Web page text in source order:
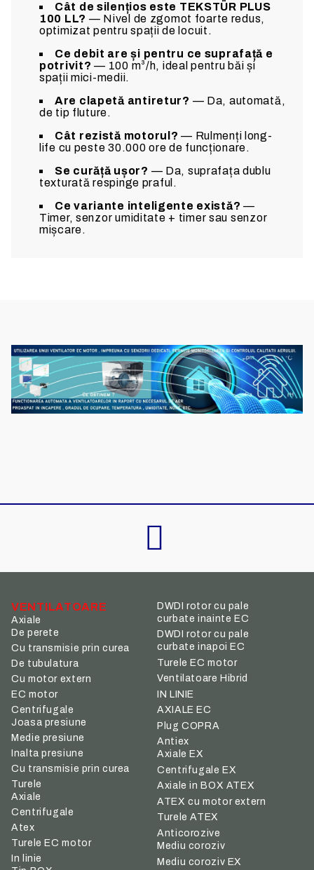
Cât de silențios este TEKSTÜR PLUS
100 LL? — Nivel de zgomot foarte redus,
optimizat pentru spații de locuit.
Ce debit are și pentru ce suprafață e
potrivit? — 100 m³/h, ideal pentru băi și
spații mici-medii.
Are clapetă antiretur? — Da, automată,
de tip fluture.
Cât rezistă motorul? — Rulmenți long-
life cu peste 30.000 ore de funcționare.
Se curăță ușor? — Da, suprafața dublu
texturată respinge praful.
Ce variante inteligente există? —
Timer, senzor umiditate + timer sau senzor
mișcare.
VENTILATOARE
Axiale
De perete
Cu transmisie prin curea
De tubulatura
Cu motor extern
EC motor
Centrifugale
Joasa presiune
Medie presiune
Inalta presiune
Cu transmisie prin curea
Turele
Axiale
Centrifugale
Atex
Turele EC motor
In linie
DWDI rotor cu pale
curbate inainte EC
DWDI rotor cu pale
curbate inapoi EC
Turele EC motor
Ventilatoare Hibrid
IN LINIE
AXIALE EC
Plug COPRA
Antiex
Axiale EX
Centrifugale EX
Axiale in BOX ATEX
ATEX cu motor extern
Turele ATEX
Anticorozive
Mediu coroziv
Mediu coroziv EX